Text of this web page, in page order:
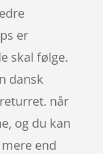
er
skal følge.
dansk
når
og du kan
end